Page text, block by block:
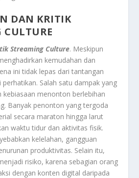
DAN KRITIK
CULTURE
Streaming Culture. Meskipun
kemudahan dan
ini tidak lepas dari tantangan
perhatikan. Salah satu dampak yang
kebiasaan menonton berlebihan
Banyak penonton yang tergoda
secara maraton hingga larut
waktu tidur dan aktivitas fisik.
kelelahan, gangguan
produktivitas. Selain itu,
risiko, karena sebagian orang
dengan konten digital daripada